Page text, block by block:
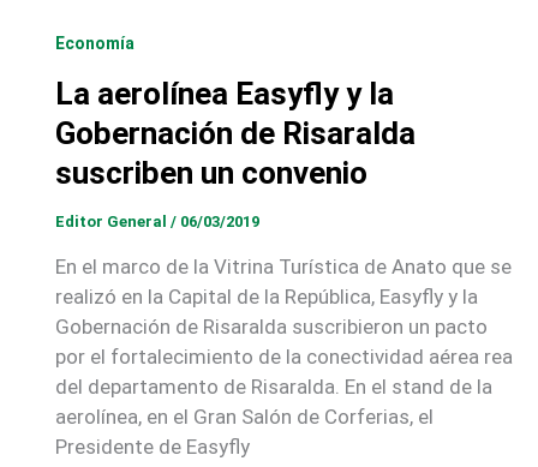
Economía
La aerolínea Easyfly y la
Gobernación de Risaralda
suscriben un convenio
Editor General / 06/03/2019
En el marco de la Vitrina Turística de Anato que se
realizó en la Capital de la República, Easyfly y la
Gobernación de Risaralda suscribieron un pacto
por el fortalecimiento de la conectividad aérea rea
del departamento de Risaralda. En el stand de la
aerolínea, en el Gran Salón de Corferias, el
Presidente de Easyfly